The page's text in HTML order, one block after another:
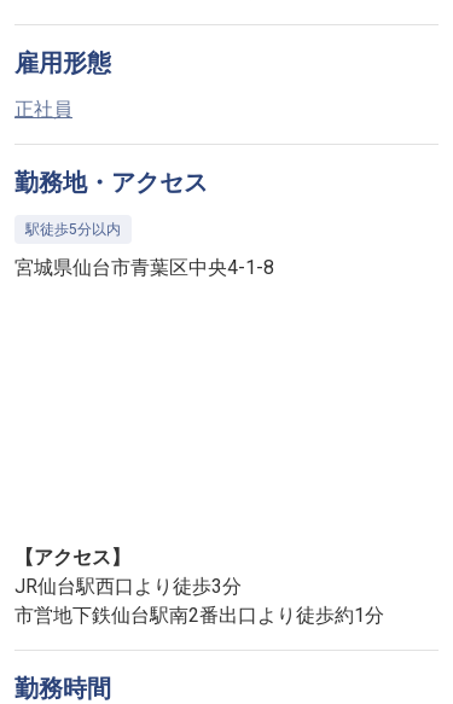
雇用形態
正社員
勤務地・アクセス
駅徒歩5分以内
宮城県仙台市青葉区中央4-1-8
【アクセス】
JR仙台駅西口より徒歩3分
市営地下鉄仙台駅南2番出口より徒歩約1分
勤務時間